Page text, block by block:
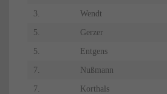
3. Wendt
5. Gerzer
5. Entgens
7. Nußmann
7. Korthals